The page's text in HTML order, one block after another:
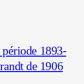
1893-
de 1906